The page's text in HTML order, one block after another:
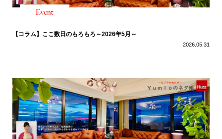
【コラム】ここ数日のもろもろ～2026年5月～
2026.05.31